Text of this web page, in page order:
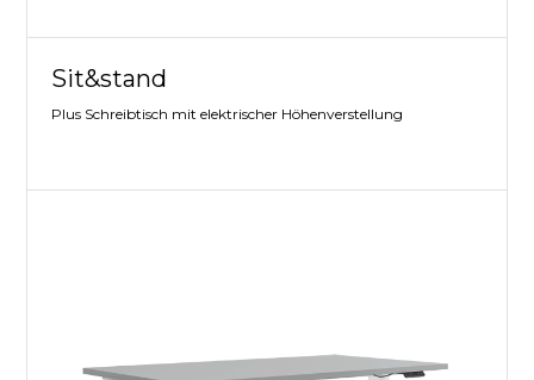
Sit&stand
Plus Schreibtisch mit elektrischer Höhenverstellung